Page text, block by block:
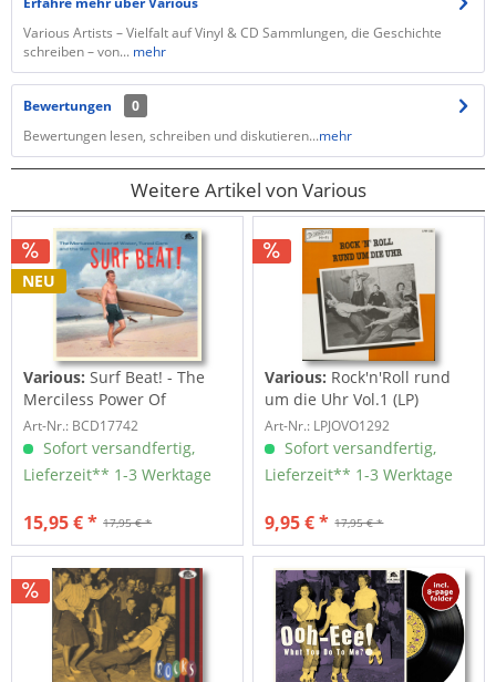
Various Artists – Vielfalt auf Vinyl & CD Sammlungen, die Geschichte
schreiben – von... mehr
Bewertungen
0
Bewertungen lesen, schreiben und diskutieren...mehr
Weitere Artikel von Various
NEU
Various: Surf Beat! - The
Merciless Power Of
Water,...
Art-Nr.: BCD17742
Sofort versandfertig,
Lieferzeit** 1-3 Werktage
17,95 € *
15,95 € *
Various: Rock'n'Roll rund
um die Uhr Vol.1 (LP)
Art-Nr.: LPJOVO1292
Sofort versandfertig,
Lieferzeit** 1-3 Werktage
17,95 € *
9,95 € *